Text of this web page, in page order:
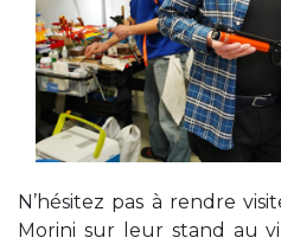
N’hésitez pas à rendre
Morini sur leur stand au